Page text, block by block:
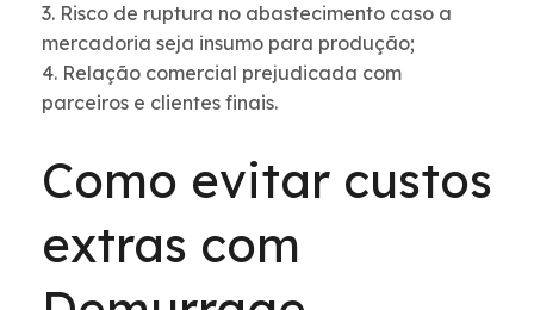
3. Risco de ruptura no abastecimento caso a
mercadoria seja insumo para produção;
4. Relação comercial prejudicada com
parceiros e clientes finais.
Como evitar custos
extras com